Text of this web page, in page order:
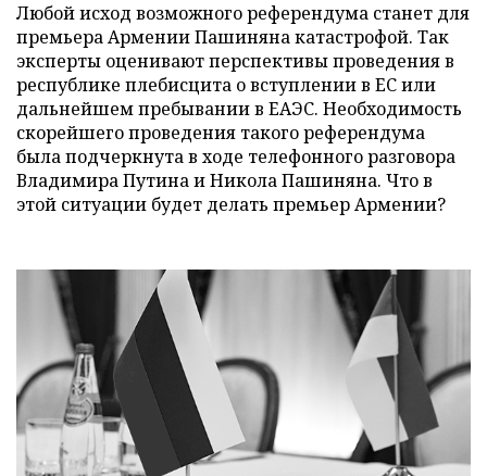
Любой исход возможного референдума станет для
премьера Армении Пашиняна катастрофой. Так
эксперты оценивают перспективы проведения в
республике плебисцита о вступлении в ЕС или
дальнейшем пребывании в ЕАЭС. Необходимость
скорейшего проведения такого референдума
была подчеркнута в ходе телефонного разговора
Владимира Путина и Никола Пашиняна. Что в
этой ситуации будет делать премьер Армении?